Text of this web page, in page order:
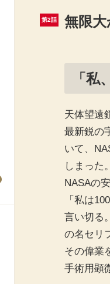
第2話 無限
「
天体望遠
最新鋭の
いて、
しまった
NASAの
「私は
言い切る
の名セリ
その偉業
手術用顕